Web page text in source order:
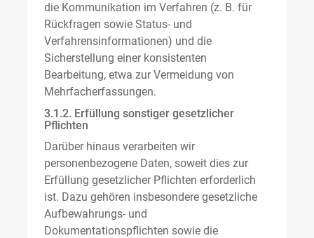
die Kommunikation im Verfahren (z. B. für
Rückfragen sowie Status- und
Verfahrensinformationen) und die
Sicherstellung einer konsistenten
Bearbeitung, etwa zur Vermeidung von
Mehrfacherfassungen.
3.1.2. Erfüllung sonstiger gesetzlicher
Pflichten
Darüber hinaus verarbeiten wir
personenbezogene Daten, soweit dies zur
Erfüllung gesetzlicher Pflichten erforderlich
ist. Dazu gehören insbesondere gesetzliche
Aufbewahrungs- und
Dokumentationspflichten sowie die